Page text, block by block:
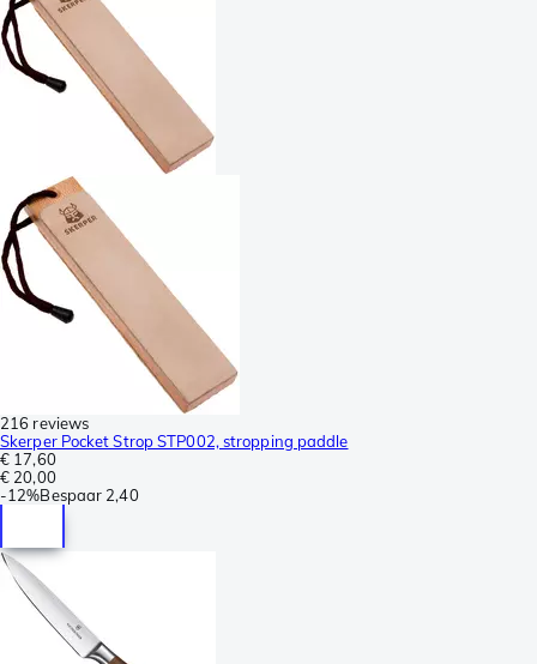
216 reviews
Skerper Pocket Strop STP002, stropping paddle
€ 17,60
€ 20,00
-12%Bespaar 2,40